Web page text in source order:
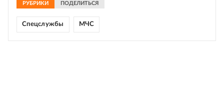
РУБРИКИ ПОДЕЛИТЬСЯ
Спецслужбы МЧС